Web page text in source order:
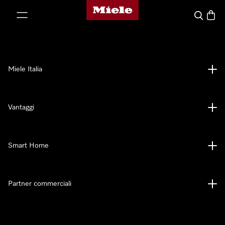
Homepage di Miele
Cerca
Miele Italia
Vantaggi
Smart Home
Partner commerciali